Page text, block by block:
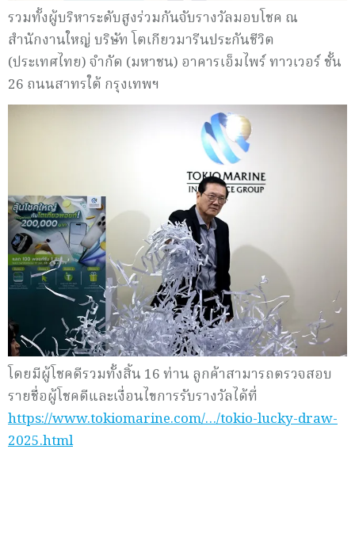
รวมทั้งผู้บริหาระดับสูงร่วมกันจับรางวัลมอบโชค ณ
สำนักงานใหญ่ บริษัท โตเกียวมารีนประกันชีวิต
(ประเทศไทย) จำกัด (มหาชน) อาคารเอ็มไพร์ ทาวเวอร์ ชั้น
26 ถนนสาทรใต้ กรุงเทพฯ
โดยมีผู้โชคดีรวมทั้งสิ้น 16 ท่าน ลูกค้าสามารถตรวจสอบ
รายชื่อผู้โชคดีและเงื่อนไขการรับรางวัลได้ที่
https://www.tokiomarine.com/…/tokio-lucky-draw-
2025.html